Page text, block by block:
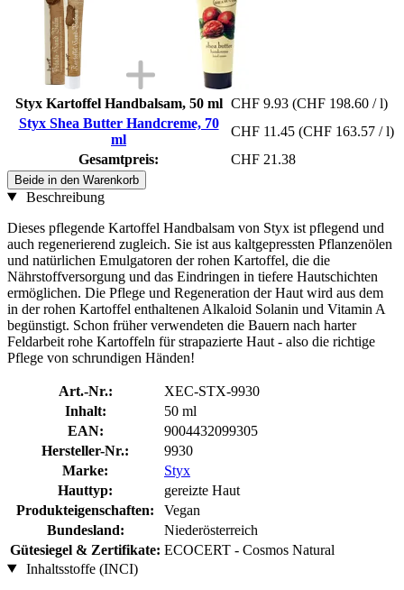
Styx Kartoffel Handbalsam, 50 ml CHF 9.93 (CHF 198.60 / l)
Styx Shea Butter Handcreme, 70
ml
CHF 11.45 (CHF 163.57 / l)
Gesamtpreis:
CHF 21.38
Beide in den Warenkorb
Beschreibung
Dieses pflegende Kartoffel Handbalsam von Styx ist pflegend und
auch regenerierend zugleich. Sie ist aus kaltgepressten Pflanzenölen
und natürlichen Emulgatoren der rohen Kartoffel, die die
Nährstoffversorgung und das Eindringen in tiefere Hautschichten
ermöglichen. Die Pflege und Regeneration der Haut wird aus dem
in der rohen Kartoffel enthaltenen Alkaloid Solanin und Vitamin A
begünstigt. Schon früher verwendeten die Bauern nach harter
Feldarbeit rohe Kartoffeln für strapazierte Haut - also die richtige
Pflege von schrundigen Händen!
Art.-Nr.:
XEC-STX-9930
Inhalt:
50 ml
EAN:
9004432099305
Hersteller-Nr.:
9930
Marke:
Styx
Hauttyp:
gereizte Haut
Produkteigenschaften:
Vegan
Bundesland:
Niederösterreich
Gütesiegel & Zertifikate: ECOCERT - Cosmos Natural
Inhaltsstoffe (INCI)